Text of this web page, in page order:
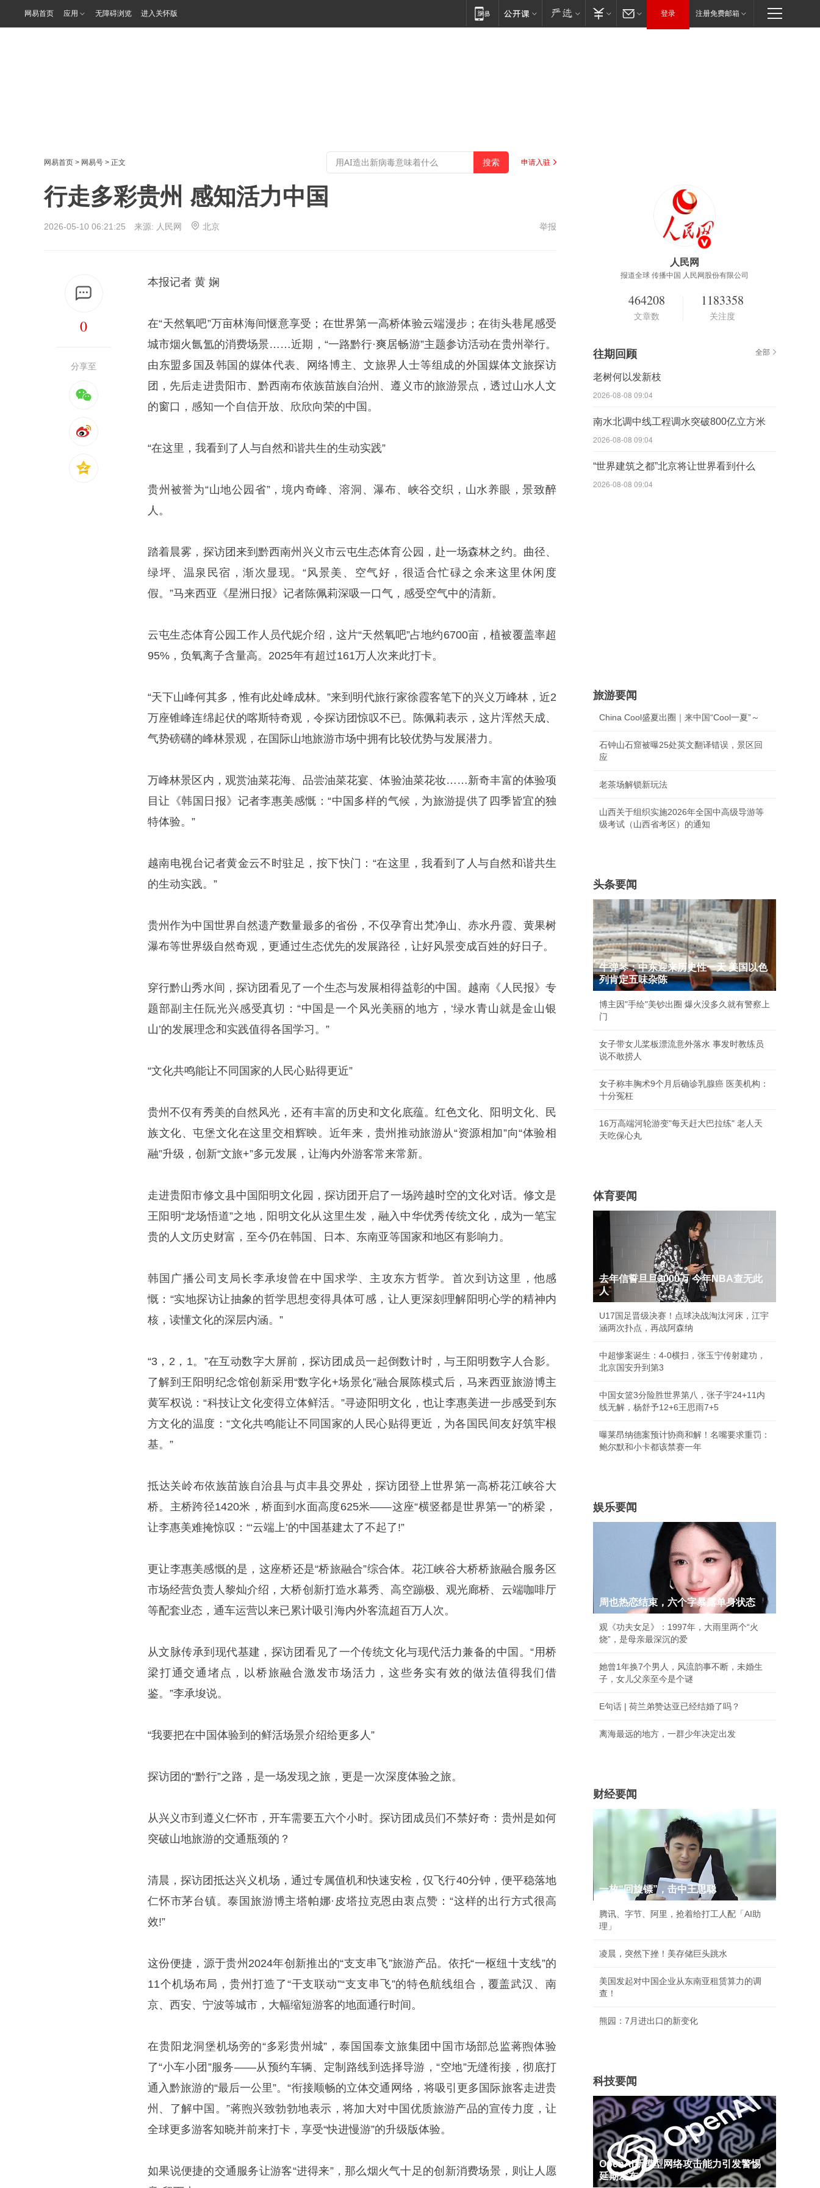
网易首页 应用 无障碍浏览 进入关怀版 登录 注册免费邮箱
网易首页 > 网易号 > 正文 申请入驻
行走多彩贵州 感知活力中国
2026-05-10 06:21:25 来源: 人民网 北京 举报
0
分享至
本报记者 黄 娴
在“天然氧吧”万亩林海间惬意享受；在世界第一高桥体验云端漫步；在街头巷尾感受
城市烟火氤氲的消费场景……近期，“一路黔行·爽居畅游”主题参访活动在贵州举行。
由东盟多国及韩国的媒体代表、网络博主、文旅界人士等组成的外国媒体文旅探访
团，先后走进贵阳市、黔西南布依族苗族自治州、遵义市的旅游景点，透过山水人文
的窗口，感知一个自信开放、欣欣向荣的中国。
“在这里，我看到了人与自然和谐共生的生动实践”
贵州被誉为“山地公园省”，境内奇峰、溶洞、瀑布、峡谷交织，山水养眼，景致醉
人。
踏着晨雾，探访团来到黔西南州兴义市云屯生态体育公园，赴一场森林之约。曲径、
绿坪、温泉民宿，渐次显现。“风景美、空气好，很适合忙碌之余来这里休闲度
假。”马来西亚《星洲日报》记者陈佩莉深吸一口气，感受空气中的清新。
云屯生态体育公园工作人员代妮介绍，这片“天然氧吧”占地约6700亩，植被覆盖率超
95%，负氧离子含量高。2025年有超过161万人次来此打卡。
“天下山峰何其多，惟有此处峰成林。”来到明代旅行家徐霞客笔下的兴义万峰林，近2
万座锥峰连绵起伏的喀斯特奇观，令探访团惊叹不已。陈佩莉表示，这片浑然天成、
气势磅礴的峰林景观，在国际山地旅游市场中拥有比较优势与发展潜力。
万峰林景区内，观赏油菜花海、品尝油菜花宴、体验油菜花妆……新奇丰富的体验项
目让《韩国日报》记者李惠美感慨：“中国多样的气候，为旅游提供了四季皆宜的独
特体验。”
越南电视台记者黄金云不时驻足，按下快门：“在这里，我看到了人与自然和谐共生
的生动实践。”
贵州作为中国世界自然遗产数量最多的省份，不仅孕育出梵净山、赤水丹霞、黄果树
瀑布等世界级自然奇观，更通过生态优先的发展路径，让好风景变成百姓的好日子。
穿行黔山秀水间，探访团看见了一个生态与发展相得益彰的中国。越南《人民报》专
题部副主任阮光兴感受真切：“中国是一个风光美丽的地方，‘绿水青山就是金山银
山’的发展理念和实践值得各国学习。”
“文化共鸣能让不同国家的人民心贴得更近”
贵州不仅有秀美的自然风光，还有丰富的历史和文化底蕴。红色文化、阳明文化、民
族文化、屯堡文化在这里交相辉映。近年来，贵州推动旅游从“资源相加”向“体验相
融”升级，创新“文旅+”多元发展，让海内外游客常来常新。
走进贵阳市修文县中国阳明文化园，探访团开启了一场跨越时空的文化对话。修文是
王阳明“龙场悟道”之地，阳明文化从这里生发，融入中华优秀传统文化，成为一笔宝
贵的人文历史财富，至今仍在韩国、日本、东南亚等国家和地区有影响力。
韩国广播公司支局长李承埈曾在中国求学、主攻东方哲学。首次到访这里，他感
慨：“实地探访让抽象的哲学思想变得具体可感，让人更深刻理解阳明心学的精神内
核，读懂文化的深层内涵。”
“3，2，1。”在互动数字大屏前，探访团成员一起倒数计时，与王阳明数字人合影。
了解到王阳明纪念馆创新采用“数字化+场景化”融合展陈模式后，马来西亚旅游博主
黄军权说：“科技让文化变得立体鲜活。”寻迹阳明文化，也让李惠美进一步感受到东
方文化的温度：“文化共鸣能让不同国家的人民心贴得更近，为各国民间友好筑牢根
基。”
抵达关岭布依族苗族自治县与贞丰县交界处，探访团登上世界第一高桥花江峡谷大
桥。主桥跨径1420米，桥面到水面高度625米——这座“横竖都是世界第一”的桥梁，
让李惠美难掩惊叹：“‘云端上’的中国基建太了不起了!”
更让李惠美感慨的是，这座桥还是“桥旅融合”综合体。花江峡谷大桥桥旅融合服务区
市场经营负责人黎灿介绍，大桥创新打造水幕秀、高空蹦极、观光廊桥、云端咖啡厅
等配套业态，通车运营以来已累计吸引海内外客流超百万人次。
从文脉传承到现代基建，探访团看见了一个传统文化与现代活力兼备的中国。“用桥
梁打通交通堵点，以桥旅融合激发市场活力，这些务实有效的做法值得我们借
鉴。”李承埈说。
“我要把在中国体验到的鲜活场景介绍给更多人”
探访团的“黔行”之路，是一场发现之旅，更是一次深度体验之旅。
从兴义市到遵义仁怀市，开车需要五六个小时。探访团成员们不禁好奇：贵州是如何
突破山地旅游的交通瓶颈的？
清晨，探访团抵达兴义机场，通过专属值机和快速安检，仅飞行40分钟，便平稳落地
仁怀市茅台镇。泰国旅游博主塔帕娜·皮塔拉克恩由衷点赞：“这样的出行方式很高
效!”
这份便捷，源于贵州2024年创新推出的“支支串飞”旅游产品。依托“一枢纽十支线”的
11个机场布局，贵州打造了“干支联动”“支支串飞”的特色航线组合，覆盖武汉、南
京、西安、宁波等城市，大幅缩短游客的地面通行时间。
在贵阳龙洞堡机场旁的“多彩贵州城”，泰国国泰文旅集团中国市场部总监蒋煦体验
了“小车小团”服务——从预约车辆、定制路线到选择导游，“空地”无缝衔接，彻底打
通入黔旅游的“最后一公里”。“衔接顺畅的立体交通网络，将吸引更多国际旅客走进贵
州、了解中国。”蒋煦兴致勃勃地表示，将加大对中国优质旅游产品的宣传力度，让
全球更多游客知晓并前来打卡，享受“快进慢游”的升级版体验。
如果说便捷的交通服务让游客“进得来”，那么烟火气十足的创新消费场景，则让人愿
人民网
报道全球 传播中国 人民网股份有限公司
464208
文章数
1183358
关注度
往期回顾 全部
老树何以发新枝
2026-08-08 09:04
南水北调中线工程调水突破800亿立方米
2026-08-08 09:04
“世界建筑之都”北京将让世界看到什么
2026-08-08 09:04
旅游要闻
China Cool盛夏出圈｜来中国“Cool一夏”～
石钟山石窟被曝25处英文翻译错误，景区回
应
老茶场解锁新玩法
山西关于组织实施2026年全国中高级导游等
级考试（山西省考区）的通知
头条要闻
牛弹琴：中东迎来历史性一天 美国以色
列肯定五味杂陈
博主因"手绘"美钞出圈 爆火没多久就有警察上
门
女子带女儿桨板漂流意外落水 事发时教练员
说不敢捞人
女子称丰胸术9个月后确诊乳腺癌 医美机构：
十分冤枉
16万高端河轮游变"每天赶大巴拉练" 老人天
天吃保心丸
体育要闻
去年信誓旦旦3000万 今年NBA查无此
人
U17国足晋级决赛！点球决战淘汰河床，江宇
涵两次扑点，再战阿森纳
中超惨案诞生：4-0横扫，张玉宁传射建功，
北京国安升到第3
中国女篮3分险胜世界第八，张子宇24+11内
线无解，杨舒予12+6王思雨7+5
曝莱昂纳德案预计协商和解！名嘴要求重罚：
鲍尔默和小卡都该禁赛一年
娱乐要闻
周也热恋结束，六个字暴露单身状态
观《功夫女足》：1997年，大雨里两个“火
烧”，是母亲最深沉的爱
她曾1年换7个男人，风流韵事不断，未婚生
子，女儿父亲至今是个谜
E句话 | 荷兰弟赞达亚已经结婚了吗？
离海最远的地方，一群少年决定出发
财经要闻
一枚“回旋镖”，击中王思聪
腾讯、字节、阿里，抢着给打工人配「AI助
理」
凌晨，突然下挫！美存储巨头跳水
美国发起对中国企业从东南亚租赁算力的调
查！
熊园：7月进出口的新变化
科技要闻
OpenAI新模型网络攻击能力引发警惕
延期发布